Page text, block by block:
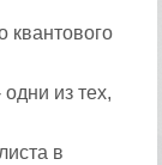
квантового
из тех,
в